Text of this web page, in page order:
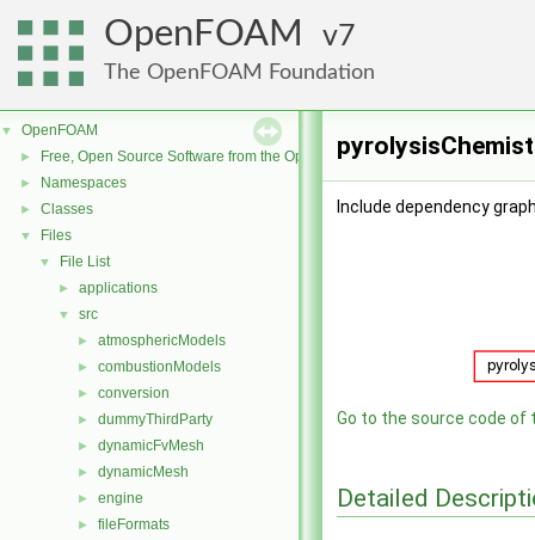
OpenFOAM 7
The OpenFOAM Foundation
▼ OpenFOAM
► Free, Open Source Software from the OpenFOAM Foundation
► Namespaces
► Classes
▼ Files
▼ File List
► applications
▼ src
► atmosphericModels
► combustionModels
► conversion
► dummyThirdParty
► dynamicFvMesh
► dynamicMesh
► engine
► fileFormats
Include dependency
Go to the source code of
Detailed